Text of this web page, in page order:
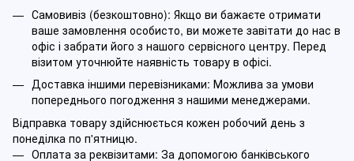
Самовивіз (безкоштовно): Якщо ви бажаєте отримати
ваше замовлення особисто, ви можете завітати до нас в
офіс і забрати його з нашого сервісного центру. Перед
візитом уточнюйте наявність товару в офісі.
Доставка іншими перевізниками: Можлива за умови
попереднього погодження з нашими менеджерами.
Відправка товару здійснюється кожен робочий день з
понеділка по п'ятницю.
Оплата за реквізитами: За допомогою банківського